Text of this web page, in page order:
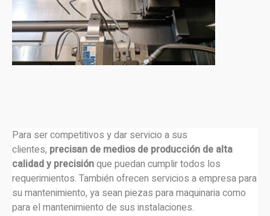
Para ser competitivos y dar servicio a sus
clientes, precisan de medios de producción de alta
calidad y precisiónque puedan cumplir todos los
requerimientos. También ofrecen servicios a empresa para
su mantenimiento, ya sean piezas para maquinaria como
para el mantenimiento de sus instalaciones.